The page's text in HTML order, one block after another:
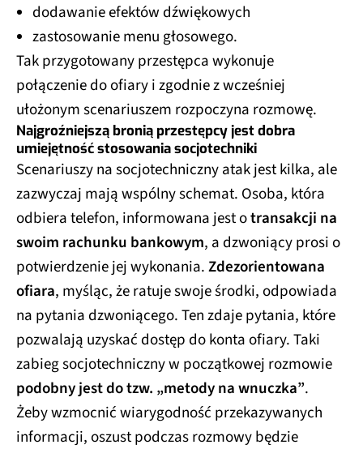
dodawanie efektów dźwiękowych
zastosowanie menu głosowego.
Tak przygotowany przestępca wykonuje
połączenie do ofiary i zgodnie z wcześniej
ułożonym scenariuszem rozpoczyna rozmowę.
Najgroźniejszą bronią przestępcy jest dobra
umiejętność stosowania socjotechniki
Scenariuszy na socjotechniczny atak jest kilka, ale
zazwyczaj mają wspólny schemat. Osoba, która
odbiera telefon, informowana jest otransakcji na
swoim rachunku bankowym, a dzwoniący prosi o
potwierdzenie jej wykonania.Zdezorientowana
ofiara, myśląc, że ratuje swoje środki, odpowiada
na pytania dzwoniącego. Ten zdaje pytania, które
pozwalają uzyskać dostęp do konta ofiary. Taki
zabieg socjotechniczny w początkowej rozmowie
podobny jest do tzw. „metody na wnuczka”.
Żeby wzmocnić wiarygodność przekazywanych
informacji, oszust podczas rozmowy będzie